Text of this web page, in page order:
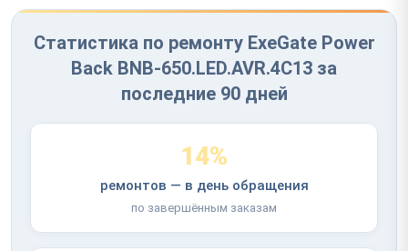
Статистика по ремонту ExeGate Power
Back BNB-650.LED.AVR.4C13 за
последние 90 дней
14%
ремонтов — в день обращения
по завершённым заказам